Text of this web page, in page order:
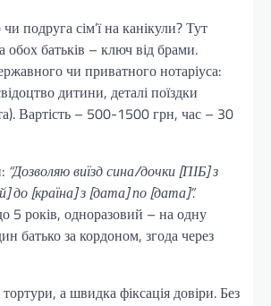
подруга сім’ї на канікули? Тут
обох батьків – ключ від брами.
чи приватного нотаріуса:
дитини, деталі поїздки
Вартість – 500-1500 грн, час – 30
“Дозволяю виїзд сина/дочки [ПІБ] з
до [країна] з [дата] по [дата]”.
5 років, одноразовий – на одну
батько за кордоном, згода через
а швидка фіксація довіри. Без